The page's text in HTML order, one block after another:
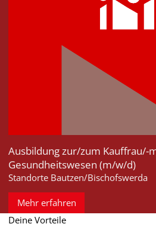
Ausbildung zur/zum Kauffrau/-
Gesundheitswesen (m/w/d)
Standorte Bautzen/Bischofswerda
Mehr erfahren
Deine Vorteile